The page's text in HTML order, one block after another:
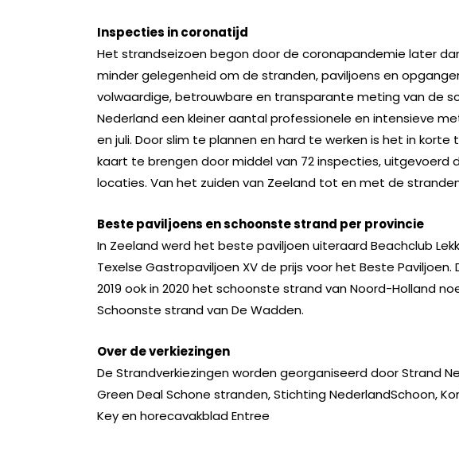
Inspecties in coronatijd
Het strandseizoen begon door de coronapandemie later
minder gelegenheid om de stranden, paviljoens en
volwaardige, betrouwbare en transparante meting van de
Nederland een kleiner aantal professionele en intensieve
en juli. Door slim te plannen en hard te werken is het in
kaart te brengen door middel van 72 inspecties, uitgevoerd
locaties. Van het zuiden van Zeeland tot en met de
Beste paviljoens en schoonste strand per provincie
In Zeeland werd het beste paviljoen uiteraard Beachclub
Texelse Gastropaviljoen XV de prijs voor het Beste
2019 ook in 2020 het schoonste strand van Noord-Holland
Schoonste strand van De Wadden.
Over de verkiezingen
De Strandverkiezingen worden georganiseerd door Strand
Green Deal Schone stranden, Stichting NederlandSchoon,
Key en horecavakblad Entree